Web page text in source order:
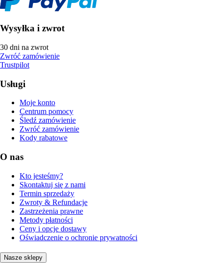
Wysyłka i zwrot
30 dni na zwrot
Zwróć zamówienie
Trustpilot
Usługi
Moje konto
Centrum pomocy
Śledź zamówienie
Zwróć zamówienie
Kody rabatowe
O nas
Kto jesteśmy?
Skontaktuj się z nami
Termin sprzedaży
Zwroty & Refundacje
Zastrzeżenia prawne
Metody płatności
Ceny i opcje dostawy
Oświadczenie o ochronie prywatności
Nasze sklepy